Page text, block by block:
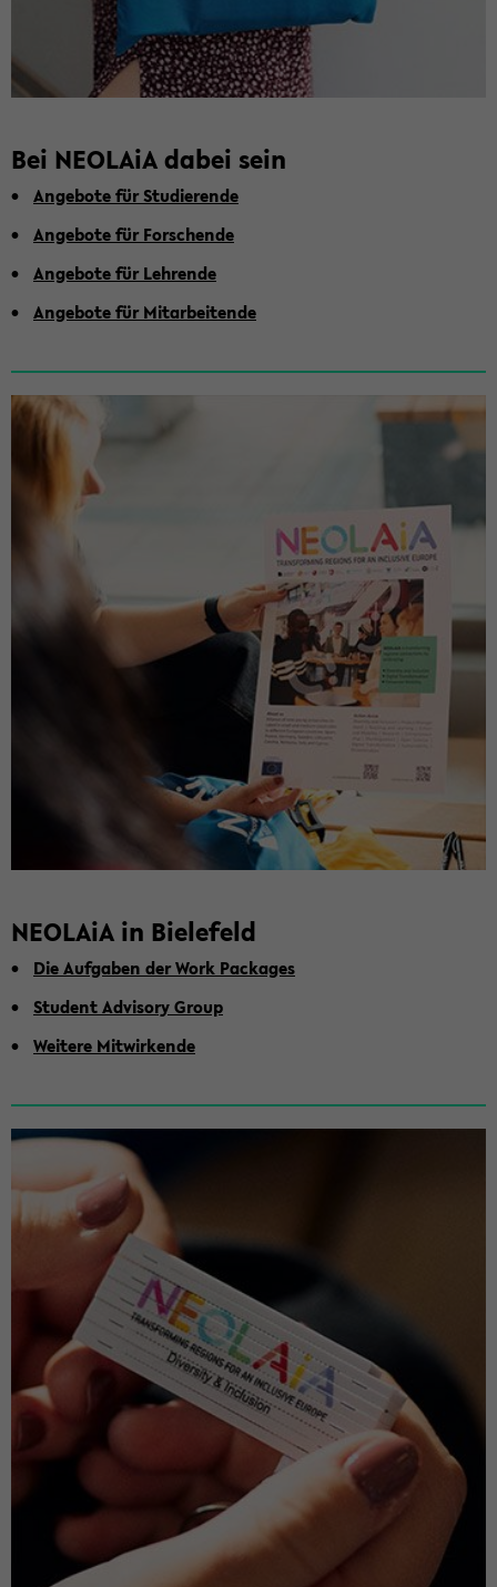
Bei NEO­LA­iA dabei sein
An­ge­bo­te für Stu­die­ren­de
An­ge­bo­te für For­schen­de
An­ge­bo­te für Leh­ren­de
An­ge­bo­te für Mit­ar­bei­ten­de
NEO­LA­iA in Bie­le­feld
Die Auf­ga­ben der Work Pack­a­ges
Stu­dent Ad­vi­so­ry Group
Wei­te­re Mit­wir­ken­de